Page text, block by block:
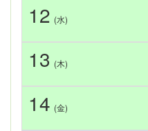
12 (水)
13 (木)
14 (金)